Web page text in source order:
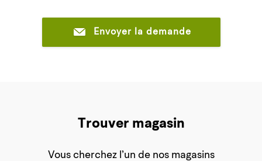
Envoyer la demande
Trouver magasin
Vous cherchez l’un de nos magasins